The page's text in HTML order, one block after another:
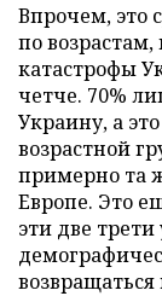
Впрочем, это
по
катастрофы
четче. 70%
Украину, а
возрастной
примерно та
Европе. Это
эти две
возвращаться